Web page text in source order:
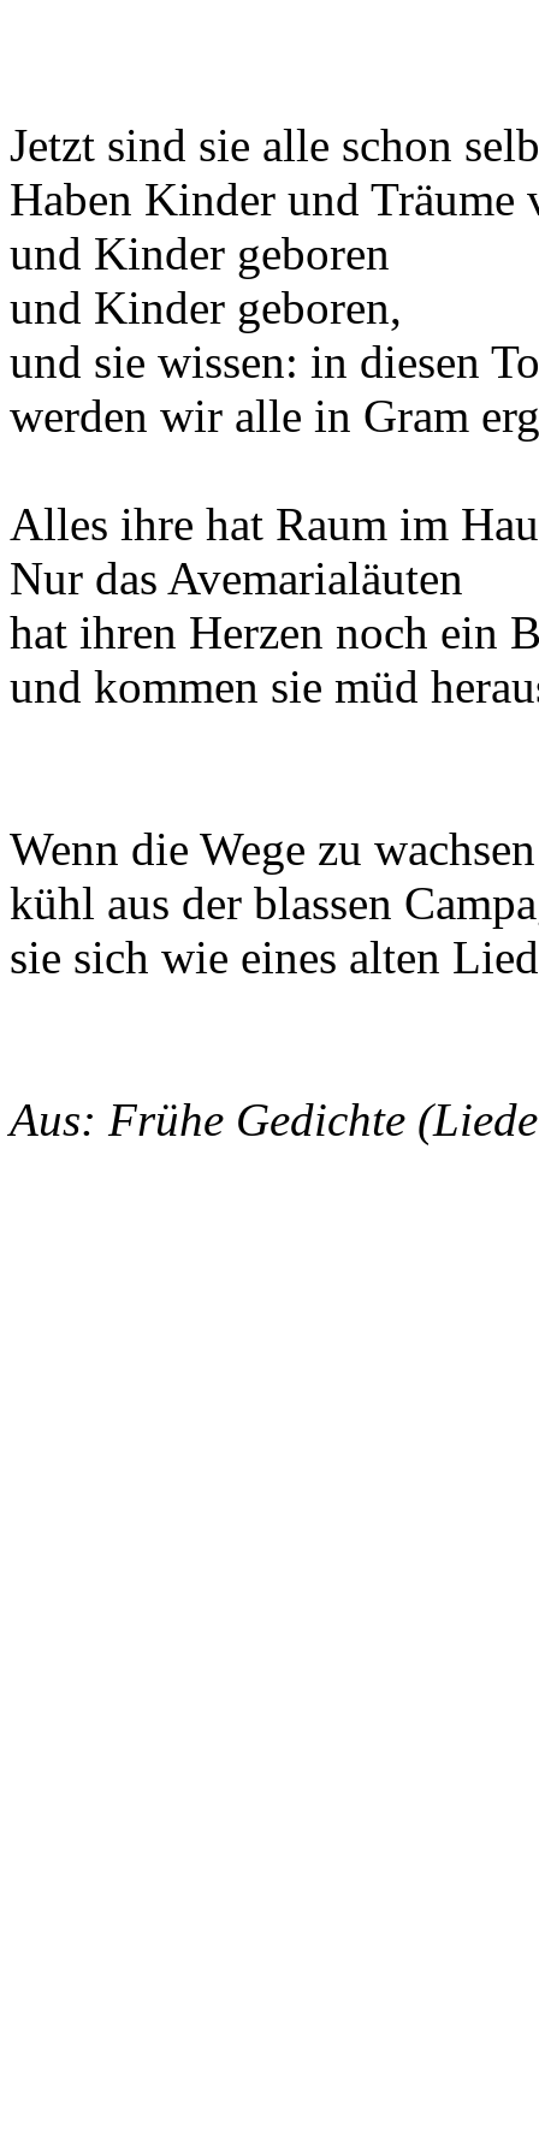
Jetzt sind sie alle schon
Haben Kinder und Träume
und Kinder geboren
und Kinder geboren,
und sie wissen: in diesen
werden wir alle in Gram
Alles ihre hat Raum im
Nur das Avemarialäuten
hat ihren Herzen noch ein
und kommen sie müd
Wenn die Wege zu
kühl aus der blassen
sie sich wie eines alten
Aus: Frühe Gedichte